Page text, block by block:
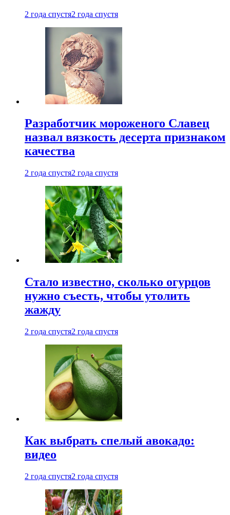
2 года спустя2 года спустя
Разработчик мороженого Славец
назвал вязкость десерта признаком
качества
2 года спустя2 года спустя
Стало известно, сколько огурцов
нужно съесть, чтобы утолить
жажду
2 года спустя2 года спустя
Как выбрать спелый авокадо:
видео
2 года спустя2 года спустя